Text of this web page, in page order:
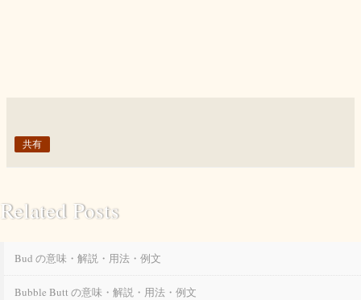
共有
Related Posts
Bud の意味・解説・用法・例文
Bubble Butt の意味・解説・用法・例文